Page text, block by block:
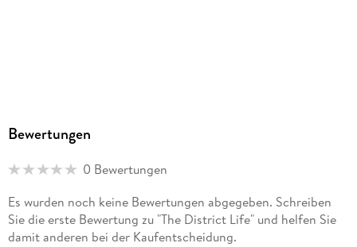
Bewertungen
0 Bewertungen
Es wurden noch keine Bewertungen abgegeben. Schreiben
Sie die erste Bewertung zu "The District Life" und helfen Sie
damit anderen bei der Kaufentscheidung.